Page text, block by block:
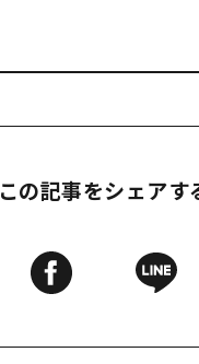
この記事をシェアす